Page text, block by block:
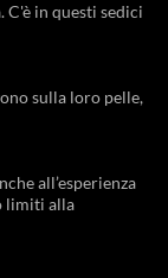
C'è in questi sedici
sulla loro pelle,
all’esperienza
limiti alla